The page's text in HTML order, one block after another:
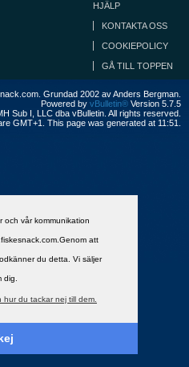
och vår kommunikation
att
du detta. Vi säljer
du tackar nej till dem.
HJÄLP
KONTAKTA OSS
COOKIEPOLICY
GÅ TILL TOPPEN
Grundad 2002 av Anders Bergman.
Powered by vBulletin® Version 5.7.5
Sub I, LLC dba vBulletin. All rights reserved.
GMT+1. This page was generated at 11:51.